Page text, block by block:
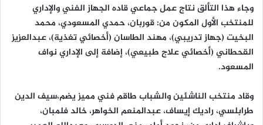
وجاء هذا التألق نتاج عمل جماعي قاده الجهاز الفني والإداري
للمنتخب الأول المكون من: قوربان، حمدي المسعودي، محمد
البخيت (جهاز تدريبي)، مهند الطاسان (أخصائي تغذية)، عبدالعزيز
القحطاني (أخصائي علاج طبيعي)، إضافة إلى الإداري نواف
المسعود.
وقاد منتخب الناشئين والشباب طاقم فني مميز يضم،سيف الدين
طرابلسي، راديك إيساف، عبدالمنعم الخواهر، خالد فلمبان،